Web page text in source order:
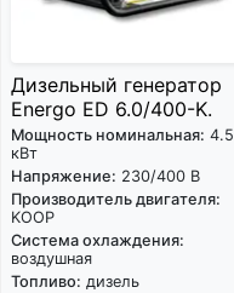
Дизельный генератор
Energo ED 6.0/400-K.
Мощность номинальная: 4.5
кВт
Напряжение: 230/400 В
Производитель двигателя:
KOOP
Система охлаждения:
воздушная
Топливо: дизель